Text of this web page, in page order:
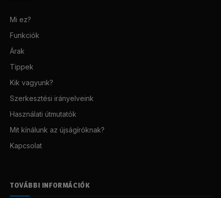
Mi ez?
Funkciók
Árak
Tippek
Kik vagyunk?
Szerkesztési irányelveink
Használati útmutatók
Mit kínálunk az újságíróknak?
Kapcsolat
TOVÁBBI INFORMÁCIÓK